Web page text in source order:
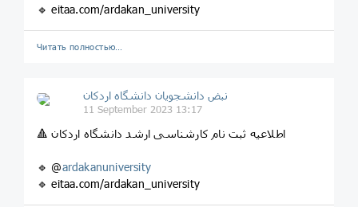
🔹 eitaa.com/ardakan_university
Читать полностью…
نبض دانشجویان دانشگاه اردکان
11 September 2023 13:17
🔺 اطلاعیه ثبت نام کارشناسی ارشد دانشگاه اردکان
🔹 @ardakanuniversity
🔹 eitaa.com/ardakan_university